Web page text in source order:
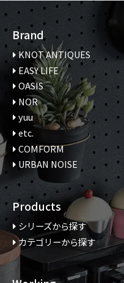
Brand
KNOT ANTIQUES
EASY LIFE
OASIS
NOR
yuu
etc.
COMFORM
URBAN NOISE
Products
シリーズから探す
カテゴリーから探す